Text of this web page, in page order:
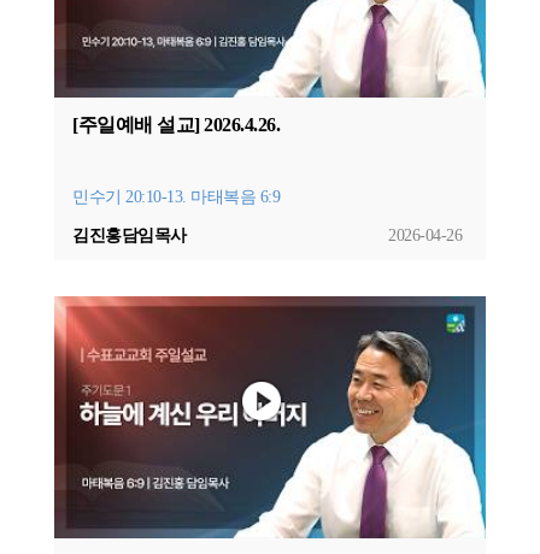
[주일예배 설교] 2026.4.26.
민수기 20:10-13. 마태복음 6:9
2026-04-26
김진홍담임목사